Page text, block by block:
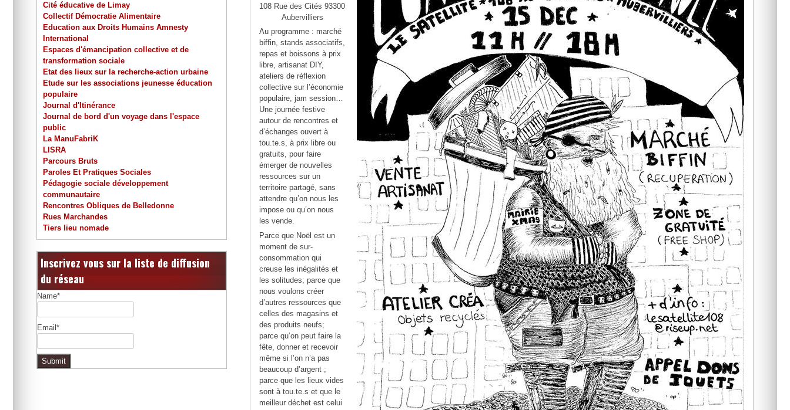
108 Rue des Cités 93300
Aubervilliers
Au programme : marché
biffin, stands associatifs,
repas et boissons à prix
libre, artisanat DIY,
ateliers de réflexion
collective sur l’économie
populaire, jam session…
Une journée festive
autour de rencontres et
d’échanges ouvert à
tou.te.s, à prix libre ou
gratuits, pour faire
émerger de nouvelles
ressources sur un
territoire partagé, sans
attendre qu’on nous les
impose ou qu’on nous
les vende.
Parce que Noël est un
moment de sur-
consommation qui
creuse les inégalités et
les solitudes; parce que
nous voulons créer
d’autres ressources que
celles des magasins et
des produits neufs;
parce qu’on peut faire la
fête, donner et recevoir
même si l’on n’a pas
beaucoup d’argent ;
parce que les lieux vides
sont à tou.te.s et que le
meilleur déchet est celui
Cité éducative de Limay
Collectif Démocratie Alimentaire
Education aux Droits Humains Amnesty
International
Espaces d'émancipation collective et de
transformation sociale
Etat des lieux sur la recherche-action urbaine
Etude sur les associations jeunesse éducation
populaire
Journal d'Itinérance
Journal de bord d'un voyage dans l'espace
public
La ManuFabriK
LISRA
Parcours Bruts
Paroles Et Pratiques Sociales
Pédagogie sociale développement
communautaire
Rencontres Obliques de Belledonne
Rues Marchandes
Tiers lieu nomade
Inscrivez vous sur la liste de diffusion
du réseau
Name*
Email*